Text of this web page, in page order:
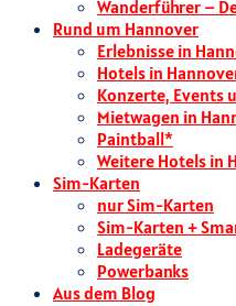
Wanderführer –
Rund um Hannover
Erlebnisse in
Hotels in
Konzerte, Events
Mietwagen in
Paintball*
Weitere Hotels in
Sim-Karten
nur Sim-Karten
Sim-Karten +
Ladegeräte
Powerbanks
Aus dem Blog